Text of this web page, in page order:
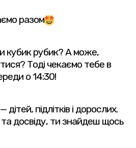
разом
кубик рубик? А може,
Тоді чекаємо тебе в
о 14:30!
дітей, підлітків і дорослих.
та досвіду, ти знайдеш щось